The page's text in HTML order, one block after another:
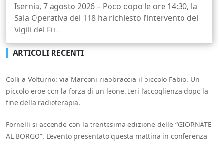
Isernia, 7 agosto 2026 – Poco dopo le ore 14:30, la
Sala Operativa del 118 ha richiesto l’intervento dei
Vigili del Fu...
ARTICOLI RECENTI
Colli a Volturno: via Marconi riabbraccia il piccolo Fabio. Un
piccolo eroe con la forza di un leone. Ieri l’accoglienza dopo la
fine della radioterapia.
Fornelli si accende con la trentesima edizione delle “GIORNATE
AL BORGO”. L’evento presentato questa mattina in conferenza